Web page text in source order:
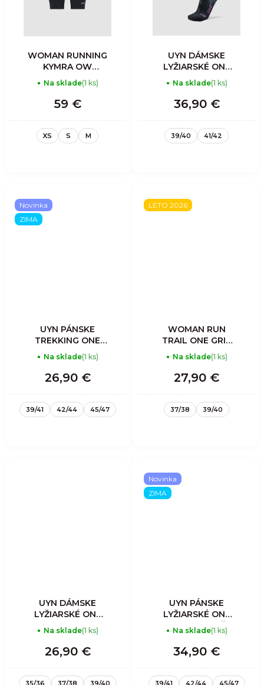
WOMAN RUNNING
KYMRA OW
SHORT TIGHTS
BLACK BEAUTY
Na sklade(1 ks)
59 €
XS S M
UYN DÁMSKE
LYŽIARSKÉ ONE
BIOTECH
PONOŽKY
Na sklade(1 ks)
36,90 €
39/40 41/42
Novinka
ZIMA
UYN PÁNSKE
TREKKING ONE
ALL SEASON MID
PONOŽKY
Na sklade(1 ks)
26,90 €
39/41 42/44 45/47
LETO 2026
WOMAN RUN
TRAIL ONE GRIP
SOCKS
Na sklade(1 ks)
27,90 €
37/38 39/40
UYN DÁMSKE
LYŽIARSKÉ ONE
ALPINE MERINO
PONOŽKY
Na sklade(1 ks)
26,90 €
35/36 37/38 39/40
Novinka
ZIMA
UYN PÁNSKE
LYŽIARSKÉ ONE
MERINO PONOŽKY
Na sklade(1 ks)
34,90 €
39/41 42/44 45/47